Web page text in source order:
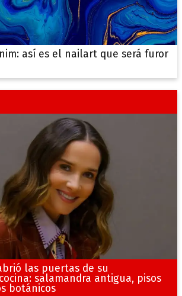
así es el nailart que será furor
las puertas de su
salamandra antigua, pisos
botánicos